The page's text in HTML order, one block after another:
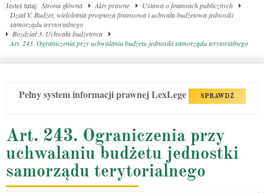
Jesteś tutaj: Strona główna Akty prawne
Ustawa o finansach publicznych
Dział V. Budżet, wieloletnia prognoza finansowa i uchwała budżetowa jednostki
samorządu terytorialnego
Rozdział 3. Uchwała budżetowa
Art. 243. Ograniczenia przy uchwalaniu budżetu jednostki samorządu terytorialnego
Pełny system informacji prawnej LexLege SPRAWDŹ
Art. 243. Ograniczenia przy
uchwalaniu budżetu jednostki
samorządu terytorialnego